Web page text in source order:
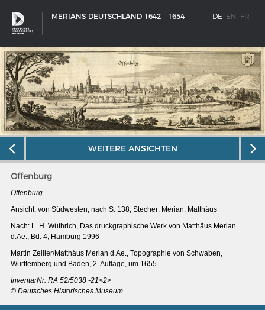
MERIANS DEUTSCHLAND 1642 - 1654 DE EN FR
SCHIFFSTYPEN
Entwicklungen im europäischen Schiffbau
WEITERE ANSICHTEN
Offenburg
Offenburg.
Ansicht, von Südwesten, nach S. 138, Stecher: Merian, Matthäus
Nach: L. H. Wüthrich, Das druckgraphische Werk von Matthäus Merian
d.Ae., Bd. 4, Hamburg 1996
Martin Zeiller/Matthäus Merian d.Ae., Topographie von Schwaben,
Württemberg und Baden, 2. Auflage, um 1655
InventarNr: RA 52/5038 -21<2>
© Deutsches Historisches Museum